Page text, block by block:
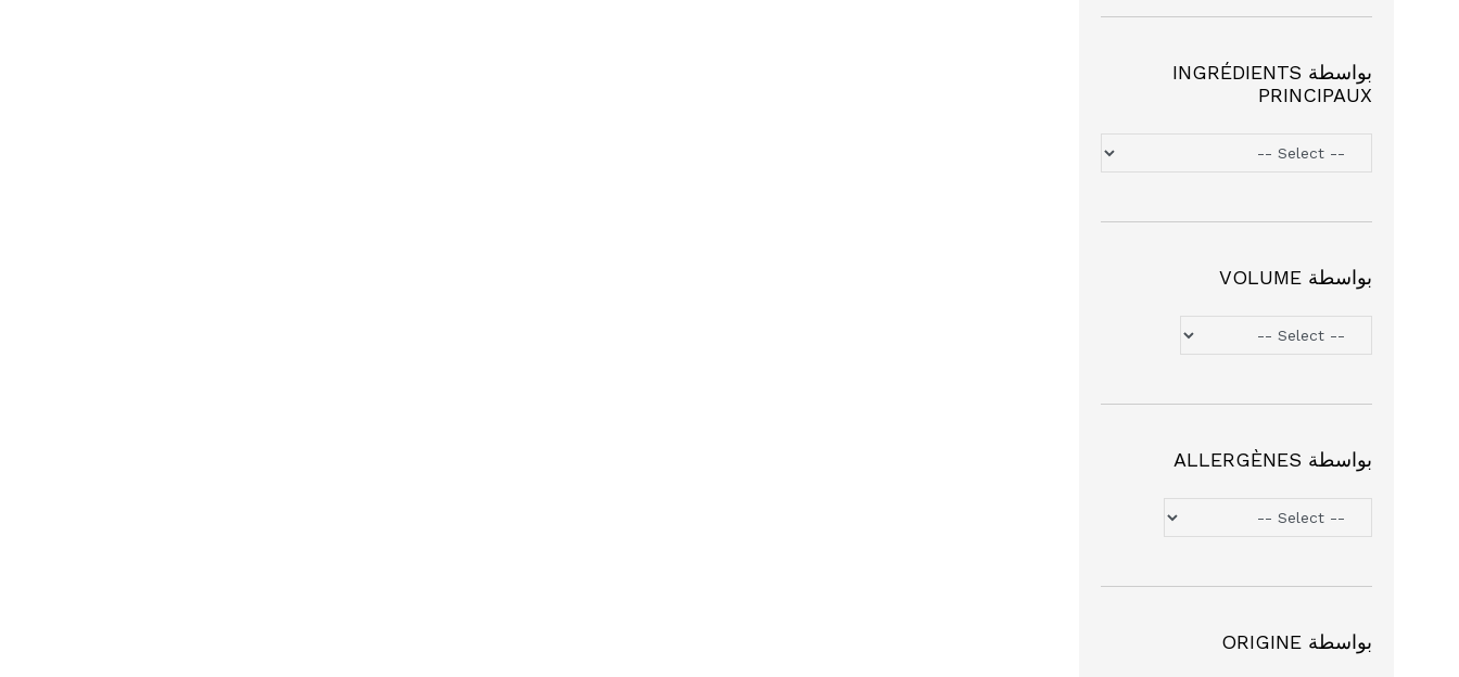
بواسطة INGRÉDIENTS
PRINCIPAUX
بواسطة VOLUME
بواسطة ALLERGÈNES
بواسطة ORIGINE